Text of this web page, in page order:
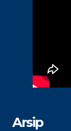
Arsip